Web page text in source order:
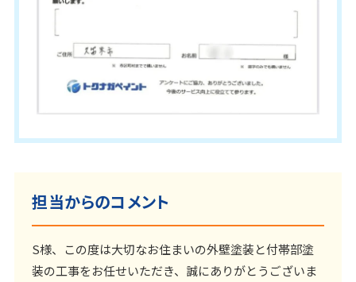
担当からのコメント
S様、この度は大切なお住まいの外壁塗装と付帯部塗
装の工事をお任せいただき、誠にありがとうございま